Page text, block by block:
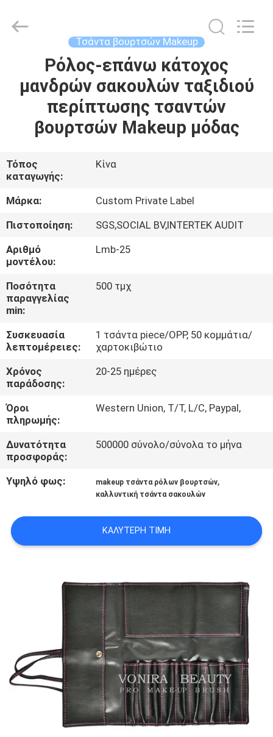
ΠΡΟΪΌΝΤΑ
ΠΕΡΊΠΟΥ
ΕΜΕΊΣ
ΓΎΡΟΣ
ΕΡΓΟΣΤΑΣΊΩΝ
ΠΟΙΟΤΙΚΌΣ
ΈΛΕΓΧΟΣ
POLICY
Τσάντα βουρτσών Makeup
Ρόλος-επάνω κάτοχος
μανδρών σακουλών ταξιδιού
περίπτωσης τσαντών
βουρτσών Makeup μόδας
Τόπος
καταγωγής:
Κίνα
Μάρκα:
Custom Private Label
Πιστοποίηση:
SGS,SOCIAL BV,INTERTEK AUDIT
Αριθμό
μοντέλου:
Lmb-25
Ποσότητα
παραγγελίας
min:
500 τμχ
Συσκευασία
λεπτομέρειες:
1 τσάντα piece/OPP, 50 κομμάτια/
χαρτοκιβώτιο
Χρόνος
παράδοσης:
20-25 ημέρες
Όροι
πληρωμής:
Western Union, T/T, L/C, Paypal,
Δυνατότητα
προσφοράς:
500000 σύνολο/σύνολα το μήνα
Υψηλό φως: makeup τσάντα ρόλων βουρτσών,
καλλυντική τσάντα σακουλών
ΚΑΛΎΤΕΡΗ ΤΙΜΉ